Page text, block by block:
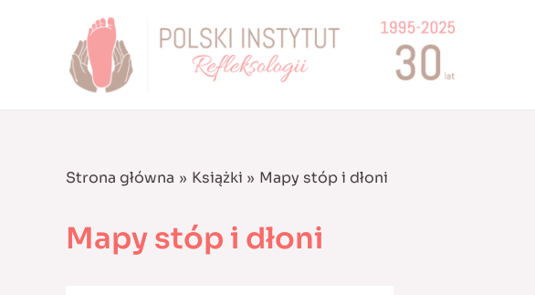
Strona główna Książki Mapy stóp i dłoni
Mapy stóp i dłoni